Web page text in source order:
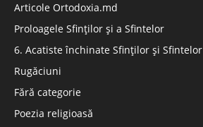
Articole Ortodoxia.md
Proloagele Sfinților și a Sfintelor
6. Acatiste închinate Sfinților și Sfintelor
Rugăciuni
Fără categorie
Poezia religioasă